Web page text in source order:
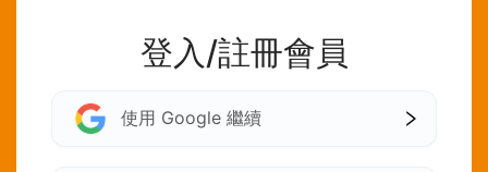
登入/註冊會員
使用 Google 繼續